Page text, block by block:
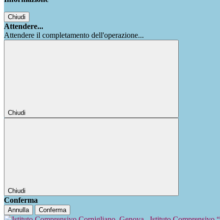
Chiudi
Attendere...
Attendere il completamento dell'operazione...
Chiudi
Chiudi
Conferma
Annulla Conferma